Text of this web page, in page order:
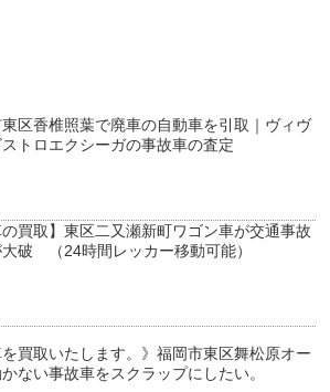
区香椎照葉で廃車の自動車を引取｜ヴィヴ
ストロエクシーガの事故車の査定
の買取】東区二又瀬新町ワゴン車が交通事故
破 （24時間レッカー移動可能）
を買取いたします。》福岡市東区舞松原オー
ない事故車をスクラップにしたい。